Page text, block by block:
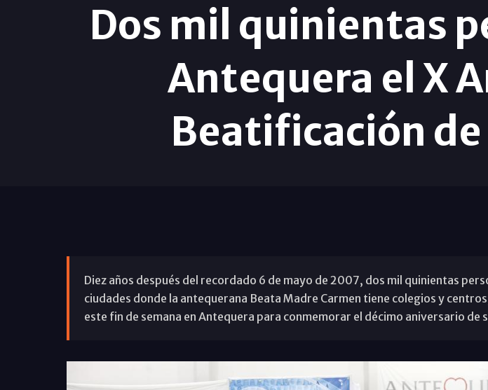
Dos mil quinientas
Antequera el X
Beatificación
Diez años después del recordado 6 de mayo de 2007, dos mil quinientas
ciudades donde la antequerana Beata Madre Carmen tiene colegios y
este fin de semana en Antequera para conmemorar el décimo aniversario de